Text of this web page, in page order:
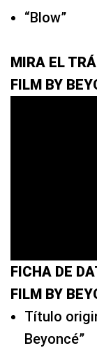
“Blow”
MIRA EL
FILM BY
FICHA DE
FILM BY
Título
Beyoncé”